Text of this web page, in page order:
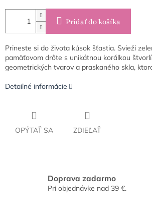
Pridať do košíka
Prineste si do života kúsok šťastia. Svieži
pamäťovom drôte s unikátnou korálkou
geometrických tvarov a praskaného skla,
Detailné informácie
OPÝTAŤ SA ZDIEĽAŤ
Doprava zadarmo
Pri objednávke nad 39 €.